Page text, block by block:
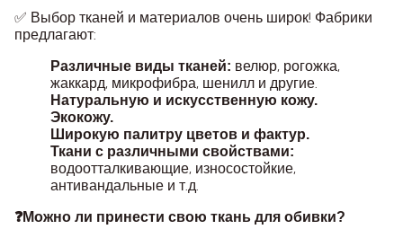
✅ Выбор тканей и материалов очень широк! Фабрики
предлагают:
Различные виды тканей: велюр, рогожка,
жаккард, микрофибра, шенилл и другие.
Натуральную и искусственную кожу.
Экокожу.
Широкую палитру цветов и фактур.
Ткани с различными свойствами:
водоотталкивающие, износостойкие,
антивандальные и т.д.
❓Можно ли принести свою ткань для обивки?